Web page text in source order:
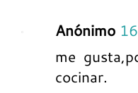
Anónimo
me
cocinar.